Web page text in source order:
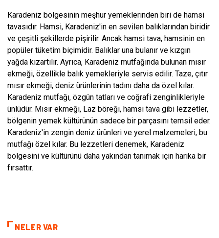
Karadeniz bölgesinin meşhur yemeklerinden biri de hamsi
tavasıdır. Hamsi, Karadeniz'in en sevilen balıklarından biridir
ve çeşitli şekillerde pişirilir. Ancak hamsi tava, hamsinin en
popüler tüketim biçimidir. Balıklar una bulanır ve kızgın
yağda kızartılır. Ayrıca, Karadeniz mutfağında bulunan mısır
ekmeği, özellikle balık yemekleriyle servis edilir. Taze, çıtır
mısır ekmeği, deniz ürünlerinin tadını daha da özel kılar.
Karadeniz mutfağı, özgün tatları ve coğrafi zenginlikleriyle
ünlüdür. Mısır ekmeği, Laz böreği, hamsi tava gibi lezzetler,
bölgenin yemek kültürünün sadece bir parçasını temsil eder.
Karadeniz'in zengin deniz ürünleri ve yerel malzemeleri, bu
mutfağı özel kılar. Bu lezzetleri denemek, Karadeniz
bölgesini ve kültürünü daha yakından tanımak için harika bir
fırsattır.
NELER VAR